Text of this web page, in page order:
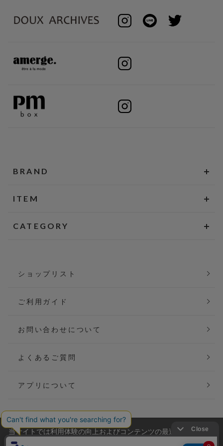
BRAND
ITEM
CATEGORY
ショップリスト
ご利用ガイド
お問い合わせについて
よくあるご質問
アプリについて
会社概要
当サイトでは利用体験の向上およびコンテンツの最適な提供、ト
ラフィックの分析を目的としてCookieを使用しています。